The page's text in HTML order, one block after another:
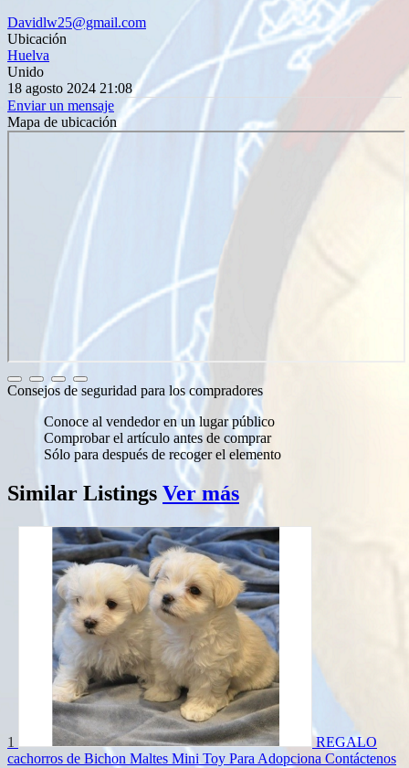
Davidlw25@gmail.com
Ubicación
Huelva
Unido
18 agosto 2024 21:08
Enviar un mensaje
Mapa de ubicación
Consejos de seguridad para los compradores
Conoce al vendedor en un lugar público
Comprobar el artículo antes de comprar
Sólo para después de recoger el elemento
Similar Listings Ver más
1
REGALO
cachorros de Bichon Maltes Mini Toy Para Adopciona Contáctenos